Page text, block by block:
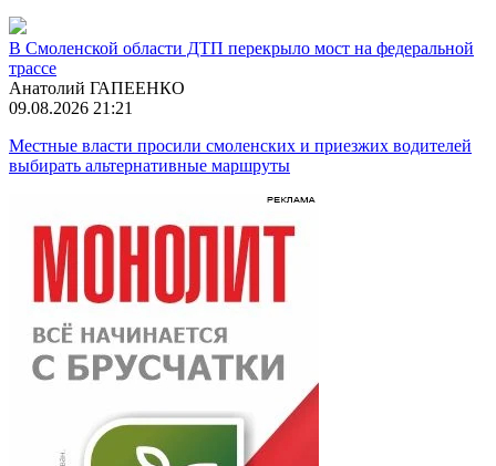
В Смоленской области ДТП перекрыло мост на федеральной
трассе
Анатолий ГАПЕЕНКО
09.08.2026 21:21
Местные власти просили смоленских и приезжих водителей
выбирать альтернативные маршруты